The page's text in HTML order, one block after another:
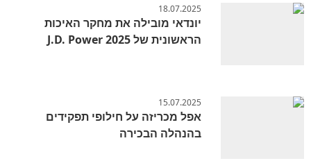
18.07.2025
יונדאי מובילה את מחקר האיכות
הראשונית של J.D. Power 2025
15.07.2025
אפל מכריזה על חילופי תפקידים
בהנהלה הבכירה